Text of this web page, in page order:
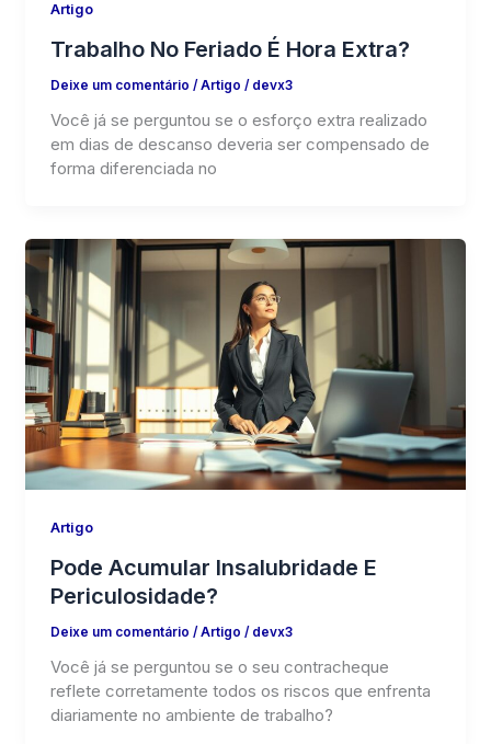
Artigo
Trabalho No Feriado É Hora Extra?
Deixe um comentário / Artigo / devx3
Você já se perguntou se o esforço extra realizado
em dias de descanso deveria ser compensado de
forma diferenciada no
Artigo
Pode Acumular Insalubridade E
Periculosidade?
Deixe um comentário /Artigo / devx3
Você já se perguntou se o seu contracheque
reflete corretamente todos os riscos que enfrenta
diariamente no ambiente de trabalho?